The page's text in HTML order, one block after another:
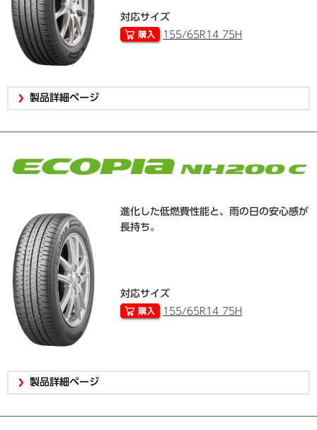
対応サイズ
155/65R14 75H
製品詳細ページ
進化した低燃費性能と、雨の日の安心感が
長持ち。
対応サイズ
155/65R14 75H
製品詳細ページ